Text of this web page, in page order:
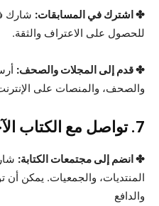
✤ اشترك في المسابقات: شارك
للحصول على الاعتراف والثقة.
✤ قدم إلى المجلات والصحف:
والصحف، والمنصات على
7. تواصل مع الكتاب الآخرين
✤ انضم إلى مجتمعات الكتابة:
المنتديات، والجمعيات. يمكن
والدافع